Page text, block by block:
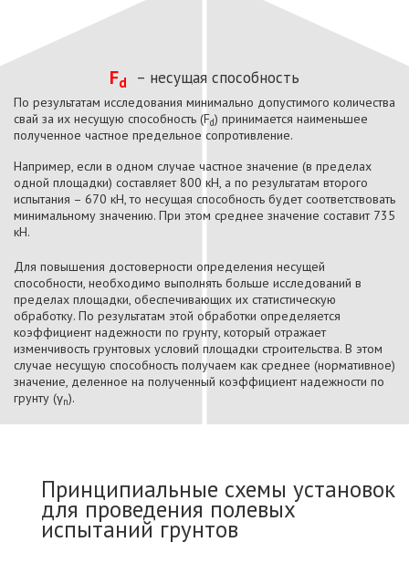
Fd – несущая способность
По результатам исследования минимально допустимого количества
свай за их несущую способность (Fd) принимается наименьшее
полученное частное предельное сопротивление.
Например, если в одном случае частное значение (в пределах
одной площадки) составляет 800 кН, а по результатам второго
испытания – 670 кН, то несущая способность будет соответствовать
минимальному значению. При этом среднее значение составит 735
кН.
Для повышения достоверности определения несущей
способности, необходимо выполнять больше исследований в
пределах площадки, обеспечивающих их статистическую
обработку. По результатам этой обработки определяется
коэффициент надежности по грунту, который отражает
изменчивость грунтовых условий площадки строительства. В этом
случае несущую способность получаем как среднее (нормативное)
значение, деленное на полученный коэффициент надежности по
грунту (γn).
Принципиальные схемы установок
для проведения полевых
испытаний грунтов